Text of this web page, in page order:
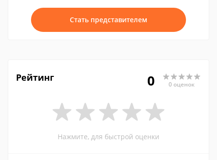
Стать представителем
Рейтинг 0 0 оценок
Нажмите, для быстрой оценки